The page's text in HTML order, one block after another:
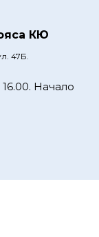
КЮ
47Б.
Начало